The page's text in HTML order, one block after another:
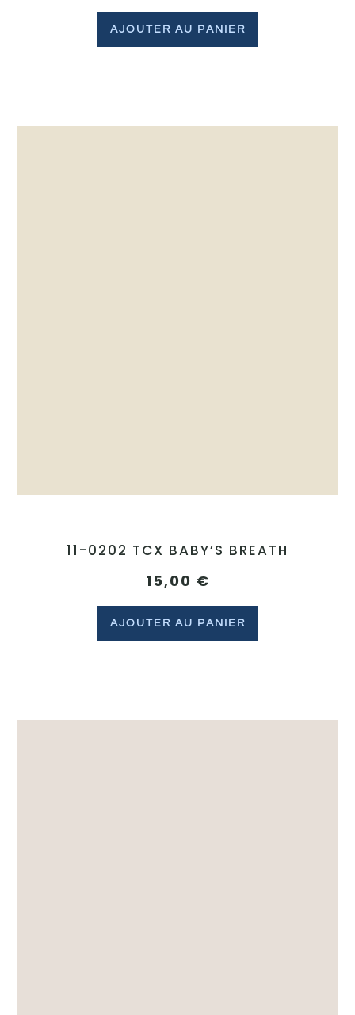
AJOUTER AU PANIER
11-0202 TCX BABY’S BREATH
15,00 €
AJOUTER AU PANIER